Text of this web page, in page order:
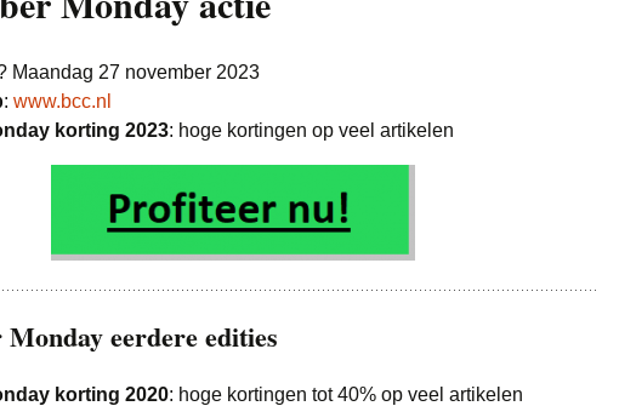
Laptop
Koffiemachines
Nintendo
Jeans
Kinderkleding
Merkkleding
Speelgoed
Vakantie & Dagje Weg Vliegtickets
Wintersport
Wonen Bedden
Maandag 27 november 2023
: www.bcc.nl
korting 2023: hoge kortingen op veel artikelen
eerdere edities
korting 2020: hoge kortingen tot 40% op veel artikelen